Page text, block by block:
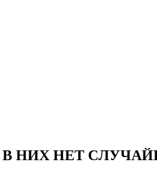
НИX НEТ